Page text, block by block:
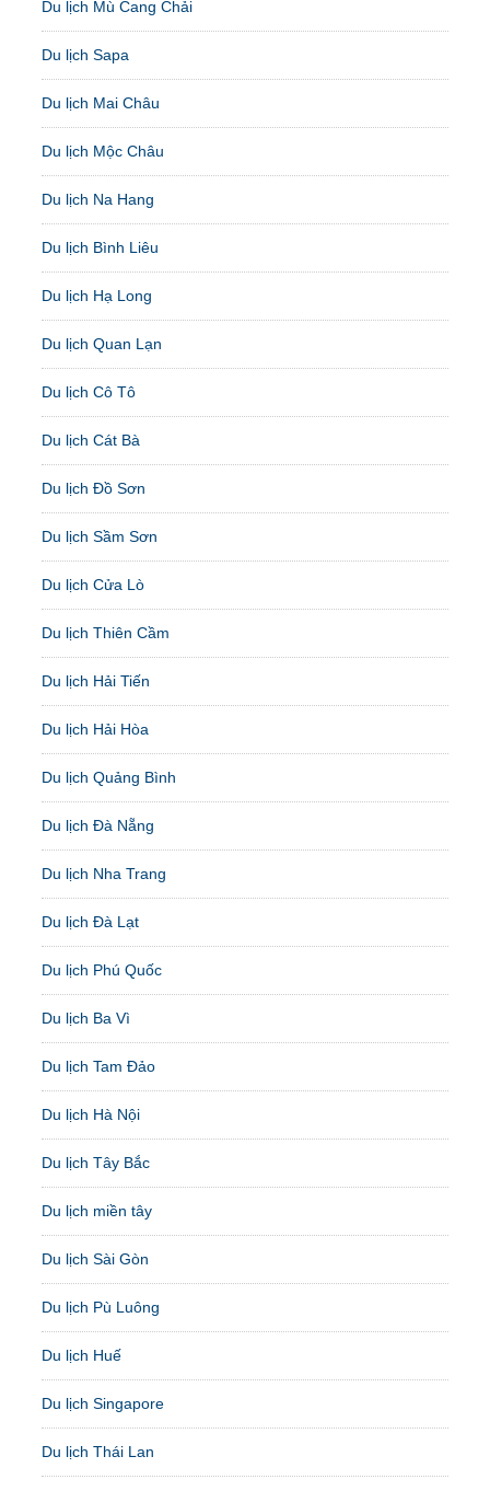
Du lịch Mù Cang Chải
Du lịch Sapa
Du lịch Mai Châu
Du lịch Mộc Châu
Du lịch Na Hang
Du lịch Bình Liêu
Du lịch Hạ Long
Du lịch Quan Lạn
Du lịch Cô Tô
Du lịch Cát Bà
Du lịch Đồ Sơn
Du lịch Sầm Sơn
Du lịch Cửa Lò
Du lịch Thiên Cầm
Du lịch Hải Tiến
Du lịch Hải Hòa
Du lịch Quảng Bình
Du lịch Đà Nẵng
Du lịch Nha Trang
Du lịch Đà Lạt
Du lịch Phú Quốc
Du lịch Ba Vì
Du lịch Tam Đảo
Du lịch Hà Nội
Du lịch Tây Bắc
Du lịch miền tây
Du lịch Sài Gòn
Du lịch Pù Luông
Du lịch Huế
Du lịch Singapore
Du lịch Thái Lan